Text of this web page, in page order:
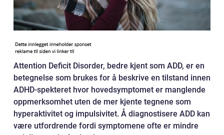
Attention Deficit Disorder, bedre kjent som ADD, er en
betegnelse som brukes for å beskrive en tilstand innen
ADHD-spekteret hvor hovedsymptomet er manglende
oppmerksomhet uten de mer kjente tegnene som
hyperaktivitet og impulsivitet. Å diagnostisere ADD kan
være utfordrende fordi symptomene ofte er mindre